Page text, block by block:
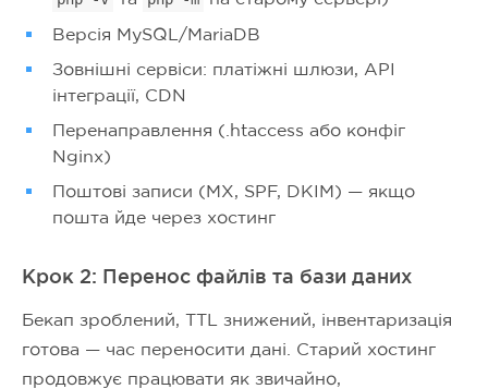
Версія MySQL/MariaDB
Зовнішні сервіси: платіжні шлюзи, API
інтеграції, CDN
Перенаправлення (.htaccess або конфіг
Nginx)
Поштові записи (MX, SPF, DKIM) — якщо
пошта йде через хостинг
Крок 2: Перенос файлів та бази даних
Бекап зроблений, TTL знижений, інвентаризація
готова — час переносити дані. Старий хостинг
продовжує працювати як звичайно,